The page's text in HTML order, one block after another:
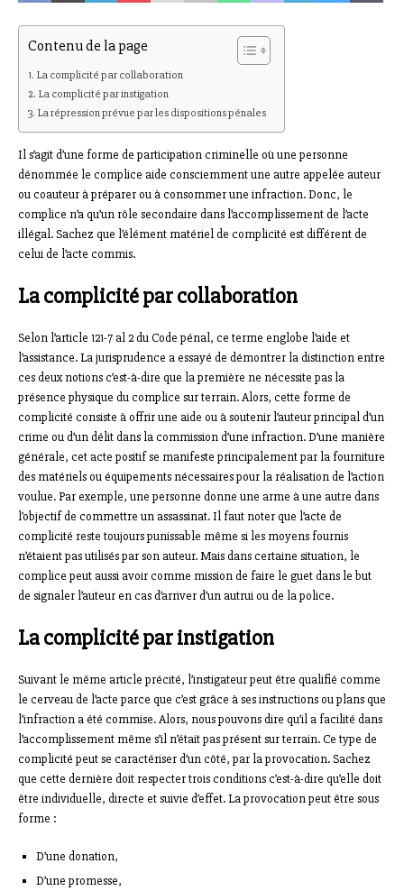
Contenu de la page
La complicité par collaboration
La complicité par instigation
La répression prévue par les dispositions pénales
Il s’agit d’une forme de participation criminelle où une personne
dénommée le complice aide consciemment une autre appelée auteur
ou coauteur à préparer ou à consommer une infraction. Donc, le
complice n’a qu’un rôle secondaire dans l’accomplissement de l’acte
illégal. Sachez que l’élément matériel de complicité est différent de
celui de l’acte commis.
La complicité par collaboration
Selon l’article 121-7 al 2 du Code pénal, ce terme englobe l’aide et
l’assistance. La jurisprudence a essayé de démontrer la distinction entre
ces deux notions c’est-à-dire que la première ne nécessite pas la
présence physique du complice sur terrain. Alors, cette forme de
complicité consiste à offrir une aide ou à soutenir l’auteur principal d’un
crime ou d’un délit dans la commission d’une infraction. D’une manière
générale, cet acte positif se manifeste principalement par la fourniture
des matériels ou équipements nécessaires pour la réalisation de l’action
voulue. Par exemple, une personne donne une arme à une autre dans
l’objectif de commettre un assassinat. Il faut noter que l’acte de
complicité reste toujours punissable même si les moyens fournis
n’étaient pas utilisés par son auteur. Mais dans certaine situation, le
complice peut aussi avoir comme mission de faire le guet dans le but
de signaler l’auteur en cas d’arriver d’un autrui ou de la police.
La complicité par instigation
Suivant le même article précité, l’instigateur peut être qualifié comme
le cerveau de l’acte parce que c’est grâce à ses instructions ou plans que
l’infraction a été commise. Alors, nous pouvons dire qu’il a facilité dans
l’accomplissement même s’il n’était pas présent sur terrain. Ce type de
complicité peut se caractériser d’un côté, par la provocation. Sachez
que cette dernière doit respecter trois conditions c’est-à-dire qu’elle doit
être individuelle, directe et suivie d’effet. La provocation peut être sous
forme :
D’une donation,
D’une promesse,